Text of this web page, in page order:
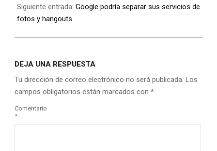
Siguiente entrada: Google podría separar sus servicios de
fotos y hangouts
DEJA UNA RESPUESTA
Tu dirección de correo electrónico no será publicada. Los
campos obligatorios están marcados con *
Comentario
*